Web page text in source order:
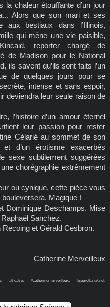
chaleur étouffante d’un jour
Alors que son mari et ses
bestiaux dans l’Illinois,
qui mène une vie paisible,
reporter chargé de
de Madison pour le National
ils savent qu’ils sont faits l’un
de quelques jours pour se
intense et sans espoir,
deviendra leur seule raison de
l’histoire d’un amour éternel
leur passion pour rester
Célarié au sommet de son
d’un érotisme exacerbés
sexe subtilement suggérées
chorégraphie extrêmement
ou cynique, cette pièce vous
Magique !
Dominique Deschamps. Mise
Sanchez.
et Gérald Cesbron.
Catherine Merveilleux
#theatre, #catherinemerveilleux, lejouretlanuit.net,